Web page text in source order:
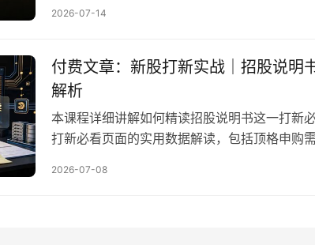
揭示顶格申购的底层逻辑，帮助散户用最优资
提高新股申购的中签概率。
2026-07-14
付费文章：新股打新实战｜招股说明
解析
本课程详细讲解如何精读招股说明书这一打新
打新必看页面的实用数据解读，包括顶格申购
2026-07-08